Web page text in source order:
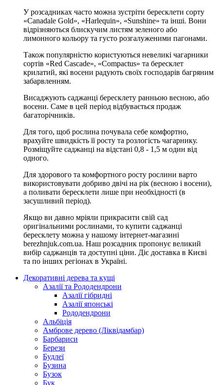
У розсадниках часто можна зустріти бересклети сорту
«Canadale Gold», «Harlequin», «Sunshine» та інші. Вони
відрізняються блискучим листям зеленого або
лимонного кольору та густо розгалуженими пагонами.
Також популярністю користуються невеликі чагарники
сортів «Red Cascade», «Compactus» та бересклет
крилатий, які восени радують своїх господарів багряним
забарвленням.
Висаджують саджанці бересклету ранньою весною, або
восени. Саме в цей період відбувається продаж
багаторічників.
Для того, щоб рослина почувала себе комфортно,
врахуйте швидкість її росту та розлогість чагарнику.
Розміщуйте саджанці на відстані 0,8 - 1,5 м один від
одного.
Для здорового та комфортного росту рослини варто
використовувати добриво двічі на рік (весною і восени),
а поливати бересклети лише при необхідності (в
засушливий період).
Якщо ви давно мріяли прикрасити свій сад
оригінальними рослинами, то купити саджанці
бересклету можна у нашому інтернет-магазині
berezhnjuk.com.ua. Наш розсадник пропонує великий
вибір саджанців та доступні ціни. Діє доставка в Києві
та по інших регіонах в Україні.
Декоративні дерева та кущі
Азалії та Рододендрони
Азалії гібридні
Азалії японські
Рододендрони
Альбіція
Амброве дерево (Ліквідамбар)
Барбариси
Берези
Будлеї
Бузина
Бузок
Бук